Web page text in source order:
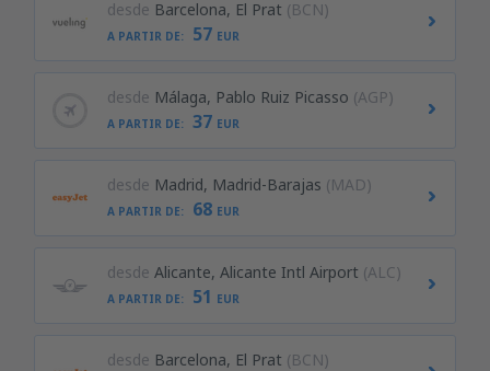
desde Barcelona, El Prat (BCN)
A PARTIR DE: 57 EUR
desde Málaga, Pablo Ruiz Picasso (AGP)
A PARTIR DE: 37 EUR
desde Madrid, Madrid-Barajas (MAD)
A PARTIR DE: 68 EUR
desde Alicante, Alicante Intl Airport (ALC)
A PARTIR DE: 51 EUR
desde Barcelona, El Prat (BCN)